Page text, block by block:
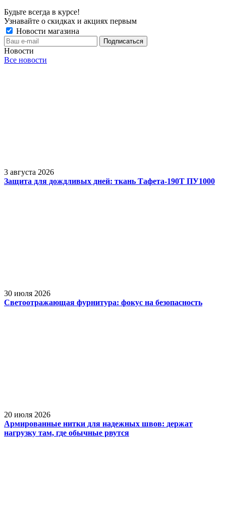
Будьте всегда в курсе!
Узнавайте о скидках и акциях первым
Новости магазина
Новости
Все новости
3 августа 2026
Защита для дождливых дней: ткань Тафета-190Т ПУ1000
30 июля 2026
Светоотражающая фурнитура: фокус на безопасность
20 июля 2026
Армированные нитки для надежных швов: держат
нагрузку там, где обычные рвутся